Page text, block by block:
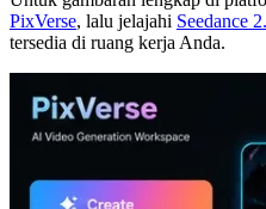
PixVerse, lalu jelajahi Seedance
tersedia di ruang kerja Anda.